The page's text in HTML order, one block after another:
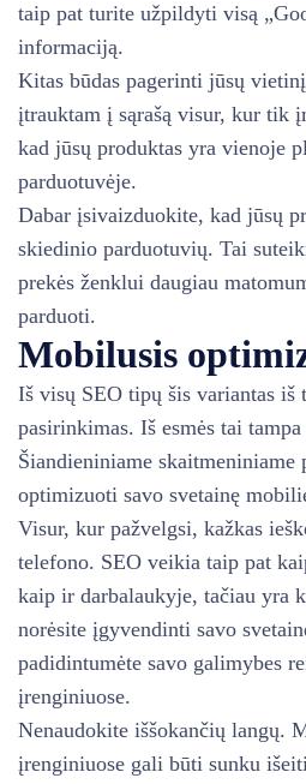
taip pat turite užpildyti visą
informaciją.
Kitas būdas pagerinti jūsų
įtrauktam į sąrašą visur, kur tik
kad jūsų produktas yra vienoje
parduotuvėje.
Dabar įsivaizduokite, kad jūsų
skiedinio parduotuvių. Tai
prekės ženklui daugiau
parduoti.
Mobilusis
Iš visų SEO tipų šis variantas iš
pasirinkimas. Iš esmės tai
Šiandieniniame skaitmeniniame
optimizuoti savo svetainę
Visur, kur pažvelgsi, kažkas
telefono. SEO veikia taip pat
kaip ir darbalaukyje, tačiau yra
norėsite įgyvendinti savo
padidintumėte savo galimybes
įrenginiuose.
Nenaudokite iššokančių langų.
įrenginiuose gali būti sunku